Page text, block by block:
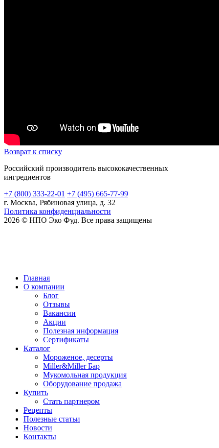
Возврат к списку
Российский производитель высококачественных
ингредиентов
+7 (800) 333-22-01 +7 (495) 665-77-99
г. Москва, Рябиновая улица, д. 32
Политика конфиденциальности
2026 © НПО Эко Фуд. Все права защищены
Главная
О компании
Блог
Отзывы
Вакансии
Акции
Полезная информация
Сертификаты
Каталог
Мороженое, десерты
Miller&Miller Бар
Мукомольная продукция
Оборудование продажа
Купить
Стать партнером
Рецепты
Полезные статьи
Новости
Контакты